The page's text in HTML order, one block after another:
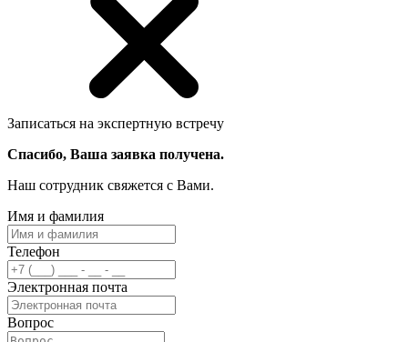
Записаться на экспертную встречу
Спасибо, Ваша заявка получена.
Наш сотрудник свяжется с Вами.
Имя и фамилия
Телефон
Электронная почта
Вопрос